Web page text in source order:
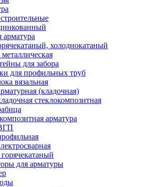
арматура
холоднокатаный
для забора
для профильных труб
вязальная
(кладочная)
стеклокомпозитная
арматура
для арматуры